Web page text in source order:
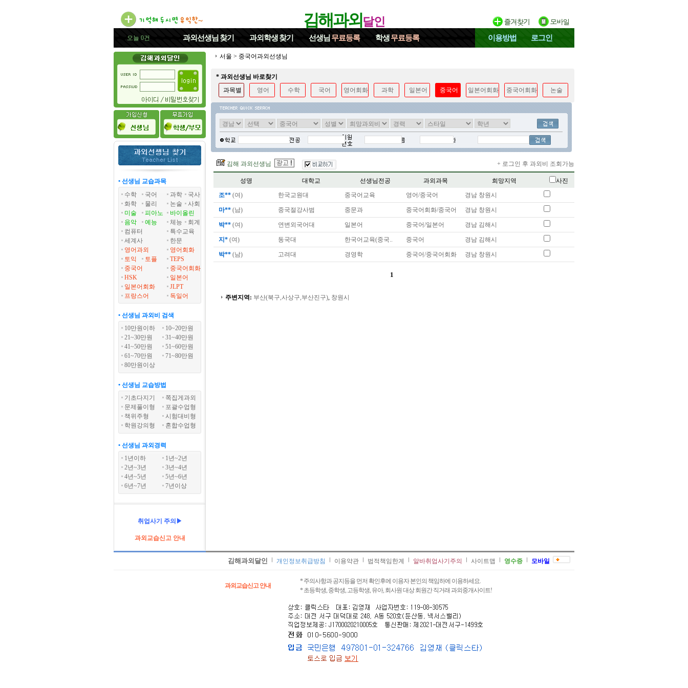
김해과외달인
오늘 0건 과외선생님 찾기 과외학생찾기 선생님 무료등록 학생무료등록 이용방법 로그인
• 선생님 교습과목
수학
국어 과학
국사
화학
물리 논술
사회
미술
피아노
바이올린
음악
예능 체능
회계
컴퓨터
특수교육
세계사
한문
영어과외
영어회화
토익
토플
TEPS
중국어
중국어회화
HSK
일본어
일본어회화
JLPT
프랑스어
독일어
• 선생님 과외비 검색
10만원이하
10~20만원
21~30만원
31~40만원
41~50만원
51~60만원
61~70만원
71~80만원
80만원이상
• 선생님 교습방법
기초다지기
쪽집게과외
문제풀이형
포괄수업형
책위주형
시험대비형
학원강의형
혼합수업형
• 선생님 과외경력
1년이하
1년~2년
2년~3년
3년~4년
4년~5년
5년~6년
6년~7년
7년이상
취업사기 주의▶
과외교습신고 안내
서울 > 중국어과외선생님
* 과외선생님 바로찾기
과목별
영어 수학 국어 영어회화 과학 일본어 중국어 일본어회화 중국어회화 논술
김해 과외선생님 + 로그인 후 과외비 조회가능
성명 대학교 선생님전공 과외과목 희망지역
사진
조** (여) 한국교원대 중국어교육 영어/중국어 경남 창원시
마** (남) 중국절강사범 중문과 중국어회화/중국어 경남 창원시
박** (여) 연변외국어대 일본어 중국어/일본어 경남 김해시
지* (여) 동국대 한국어교육(중국.. 중국어 경남 김해시
박** (남) 고려대 경영학 중국어/중국어회화 경남 창원시
1
주변지역: 부산(북구,사상구,부산진구), 창원시
김해과외달인 개인정보취급방침 이용약관 법적책임한계 알바취업사기주의 사이트맵 영수증 모바일
과외교습신고 안내
* 주의사항과 공지등을 먼저 확인후에 이용자 본인의 책임하에 이용하세요.
* 초등학생, 중학생, 고등학생, 유아, 회사원 대상 회원간 직거래 과외중개사이트!